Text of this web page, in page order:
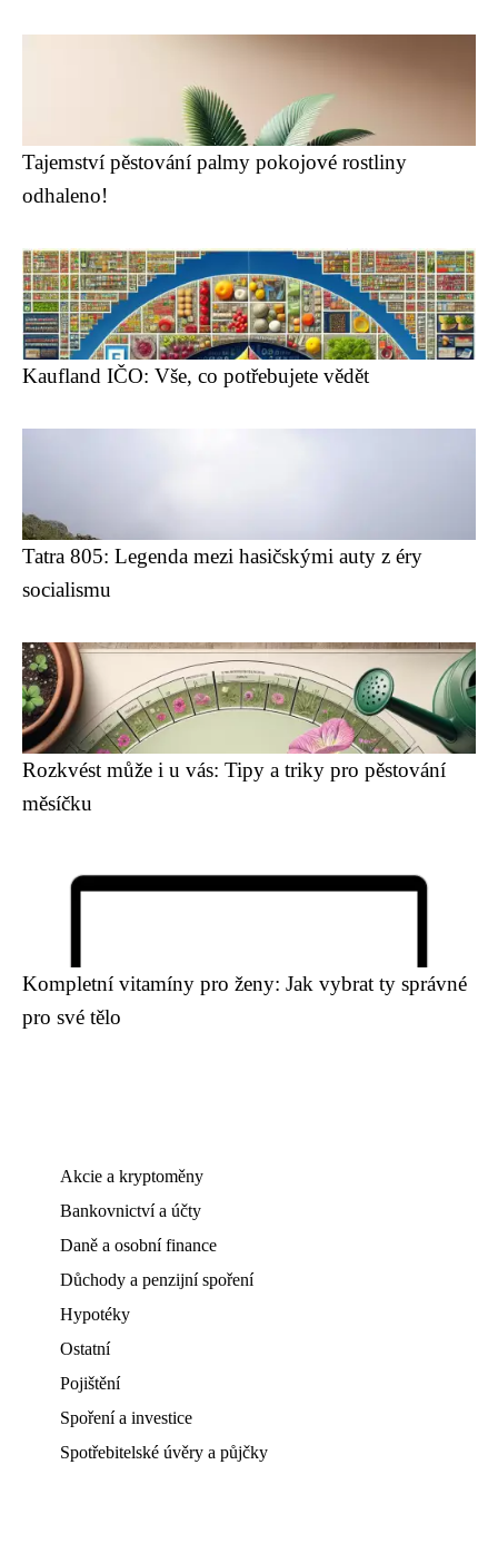
Tajemství pěstování palmy pokojové rostliny
odhaleno!
Kaufland IČO: Vše, co potřebujete vědět
Tatra 805: Legenda mezi hasičskými auty z éry
socialismu
Rozkvést může i u vás: Tipy a triky pro pěstování
měsíčku
Kompletní vitamíny pro ženy: Jak vybrat ty správné
pro své tělo
Akcie a kryptoměny
Bankovnictví a účty
Daně a osobní finance
Důchody a penzijní spoření
Hypotéky
Ostatní
Pojištění
Spoření a investice
Spotřebitelské úvěry a půjčky